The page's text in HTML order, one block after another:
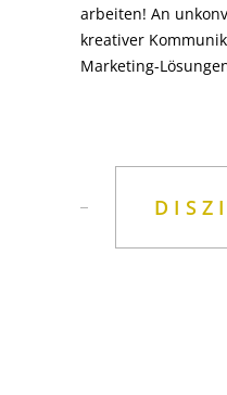
arbeiten! An
kreativer
Marketing-